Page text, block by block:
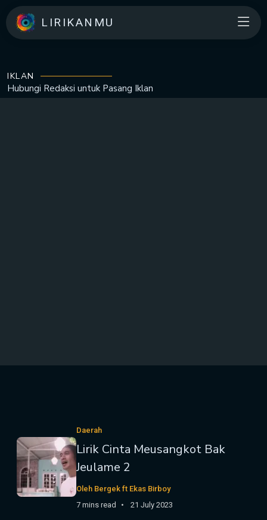
LIRIKANMU
IKLAN
Hubungi Redaksi untuk Pasang Iklan
Daerah
Lirik Cinta Meusangkot Bak
Jeulame 2
Oleh Bergek ft Ekas Birboy
7 mins read
21 July 2023